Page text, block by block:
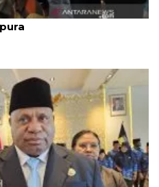
bersama dengan